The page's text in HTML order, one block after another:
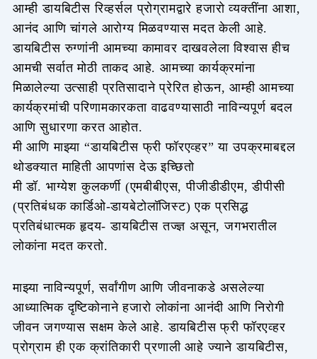
आम्ही डायबिटीस रिव्हर्सल प्रोग्रामद्वारे हजारो व्यक्तींना आशा,
आनंद आणि चांगले आरोग्य मिळवण्यास मदत केली आहे.
डायबिटीस रुग्णांनी आमच्या कामावर दाखवलेला विश्वास हीच
आमची सर्वात मोठी ताकद आहे. आमच्या कार्यक्रमांना
मिळालेल्या उत्साही प्रतिसादाने प्रेरित होऊन, आम्ही आमच्या
कार्यक्रमांची परिणामकारकता वाढवण्यासाठी नाविन्यपूर्ण बदल
आणि सुधारणा करत आहोत.
मी आणि माझ्या “डायबिटीस फ्री फॉरएव्हर” या उपक्रमाबद्दल
थोडक्यात माहिती आपणांस देऊ इच्छितो
मी डॉ. भाग्येश कुलकर्णी (एमबीबीएस, पीजीडीडीएम, डीपीसी
(प्रतिबंधक कार्डिओ-डायबेटोलॉजिस्ट) एक प्रसिद्ध
प्रतिबंधात्मक हृदय- डायबिटीस तज्ज्ञ असून, जगभरातील
लोकांना मदत करतो.
माझ्या नाविन्यपूर्ण, सर्वांगीण आणि जीवनाकडे असलेल्या
आध्यात्मिक दृष्टिकोनाने हजारो लोकांना आनंदी आणि निरोगी
जीवन जगण्यास सक्षम केले आहे. डायबिटीस फ्री फॉरएव्हर
प्रोग्राम ही एक क्रांतिकारी प्रणाली आहे ज्याने डायबिटीस,